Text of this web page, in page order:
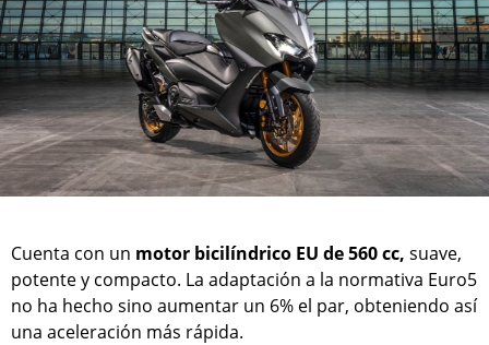
Cuenta con un motor bicilíndrico EU de 560 cc, suave,
potente y compacto. La adaptación a la normativa Euro5
no ha hecho sino aumentar un 6% el par, obteniendo así
una aceleración más rápida.